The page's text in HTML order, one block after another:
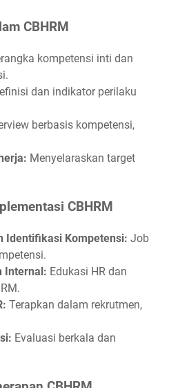
CBHRM
kompetensi inti dan
dan indikator perilaku
berbasis kompetensi,
Menyelaraskan target
CBHRM
Identifikasi Kompetensi: Job
Internal: Edukasi HR dan
Terapkan dalam rekrutmen,
Evaluasi berkala dan